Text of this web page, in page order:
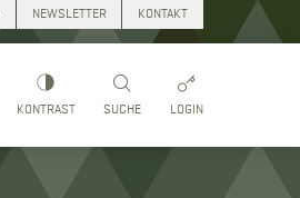
KONTRAST SUCHE LOGIN
NEWSLETTER KONTAKT
Suchen